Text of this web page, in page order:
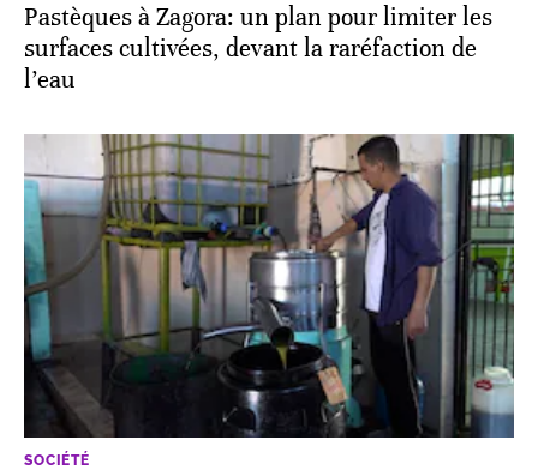
Pastèques à Zagora: un plan pour limiter les
surfaces cultivées, devant la raréfaction de
l’eau
SOCIÉTÉ